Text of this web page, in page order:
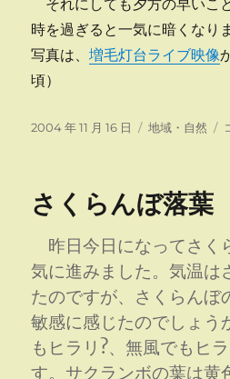
それにしても夕方の早いこ
時を過ぎると一気に暗くなり
写真は、増毛灯台ライブ映像
頃）
投
2004 年 11 月 16 日
カ
ー
地域・自然
さくらんぼ落葉
昨日今日になってさく
気に進みました。気温は
たのですが、さくらんぼ
敏感に感じたのでしょう
もヒラリ?、無風でもヒ
す。サクランボの葉は